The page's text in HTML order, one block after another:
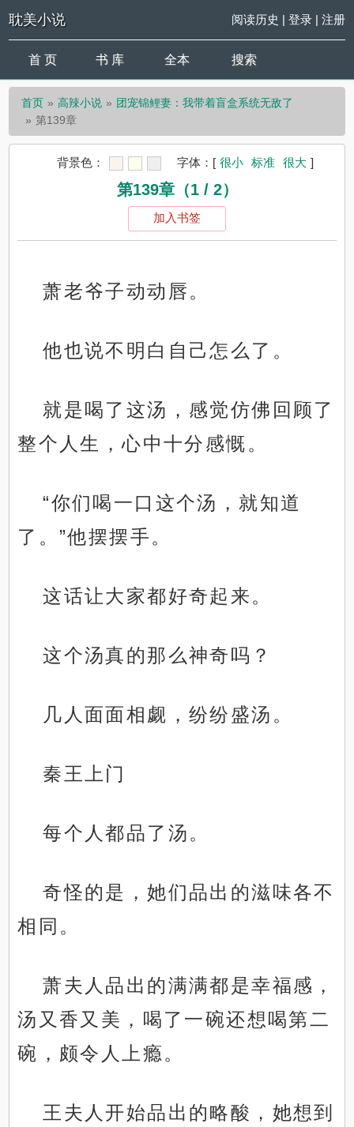
耽美小说 阅读历史 | 登录| 注册
首 页 书 库 全本 搜索
首页 高辣小说
团宠锦鲤妻：我带着盲盒系统无敌了
第139章
背景色： 字体： [ 很小 标准 很大 ]
第139章（1 / 2）
加入书签
萧老爷子动动唇。
他也说不明白自己怎么了。
就是喝了这汤，感觉仿佛回顾了
整个人生，心中十分感慨。
“你们喝一口这个汤，就知道
了。”他摆摆手。
这话让大家都好奇起来。
这个汤真的那么神奇吗？
几人面面相觑，纷纷盛汤。
秦王上门
每个人都品了汤。
奇怪的是，她们品出的滋味各不
相同。
萧夫人品出的满满都是幸福感，
汤又香又美，喝了一碗还想喝第二
碗，颇令人上瘾。
王夫人开始品出的略酸，她想到